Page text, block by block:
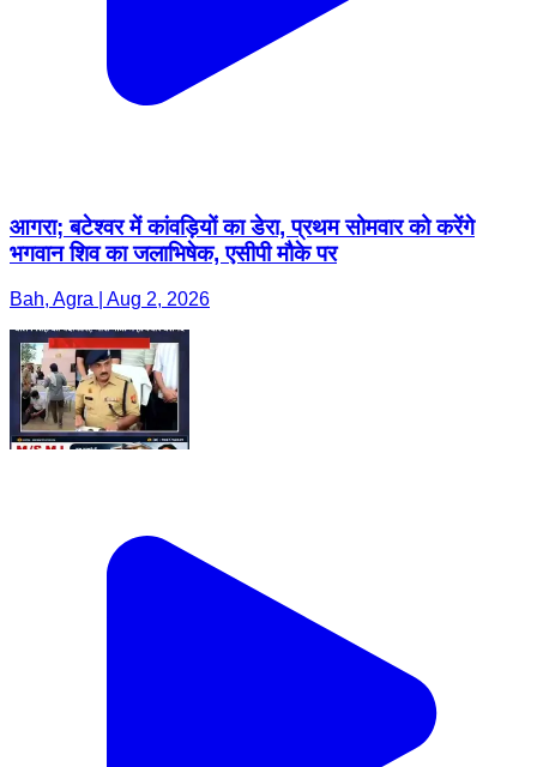
आगरा; बटेश्वर में कांवड़ियों का डेरा, प्रथम सोमवार को करेंगे
भगवान शिव का जलाभिषेक, एसीपी मौके पर
Bah, Agra | Aug 2, 2026